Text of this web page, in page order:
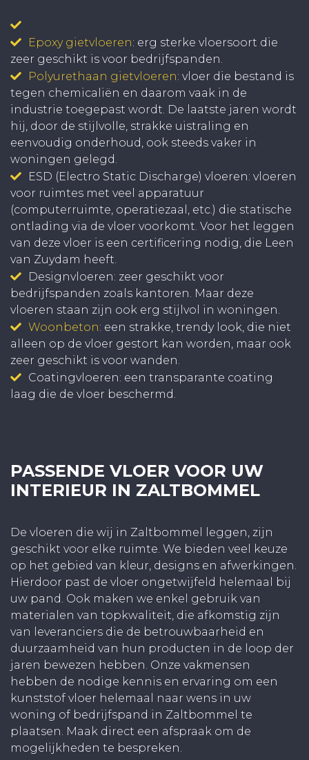
Epoxy gietvloeren: erg sterke vloersoort die
zeer geschikt is voor bedrijfspanden.
Polyurethaan gietvloeren: vloer die bestand is
tegen chemicaliën en daarom vaak in de
industrie toegepast wordt. De laatste jaren wordt
hij, door de stijlvolle, strakke uistraling en
eenvoudig onderhoud, ook steeds vaker in
woningen gelegd.
ESD (Electro Static Discharge) vloeren: vloeren
voor ruimtes met veel apparatuur
(computerruimte, operatiezaal, etc.) die statische
ontlading via de vloer voorkomt. Voor het leggen
van deze vloer is een certificering nodig, die Leen
van Zuydam heeft.
Designvloeren: zeer geschikt voor
bedrijfspanden zoals kantoren. Maar deze
vloeren staan zijn ook erg stijlvol in woningen.
Woonbeton: een strakke, trendy look, die niet
alleen op de vloer gestort kan worden, maar ook
zeer geschikt is voor wanden.
Coatingvloeren: een transparante coating
laag die de vloer beschermd.
PASSENDE VLOER VOOR UW
INTERIEUR IN ZALTBOMMEL
De vloeren die wij in Zaltbommel leggen, zijn
geschikt voor elke ruimte. We bieden veel keuze
op het gebied van kleur, designs en afwerkingen.
Hierdoor past de vloer ongetwijfeld helemaal bij
uw pand. Ook maken we enkel gebruik van
materialen van topkwaliteit, die afkomstig zijn
van leveranciers die de betrouwbaarheid en
duurzaamheid van hun producten in de loop der
jaren bewezen hebben. Onze vakmensen
hebben de nodige kennis en ervaring om een
kunststof vloer helemaal naar wens in uw
woning of bedrijfspand in Zaltbommel te
plaatsen. Maak direct een afspraak om de
mogelijkheden te bespreken.